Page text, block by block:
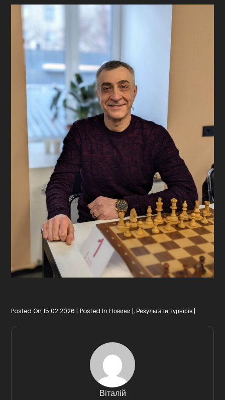
Posted On 15.02.2026 Posted In Новини , Результати турнірів
Віталій